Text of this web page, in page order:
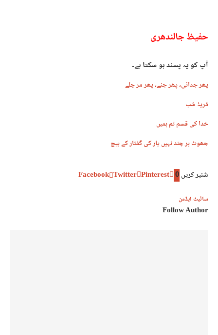
حفیظ جالندھری
آپ کو یہ پسند ہو سکتا ہے۔
پھر جدائی، پھر جئے، پھر مر چلے
قریۂ شب
خدا کی قسم تم ہمیں
جھوٹ ہر چند نہیں یار کی گفتار کے بیچ
شئیر کریں0
Facebook Twitter Pinterest
سائیٹ ایڈمن
Follow Author